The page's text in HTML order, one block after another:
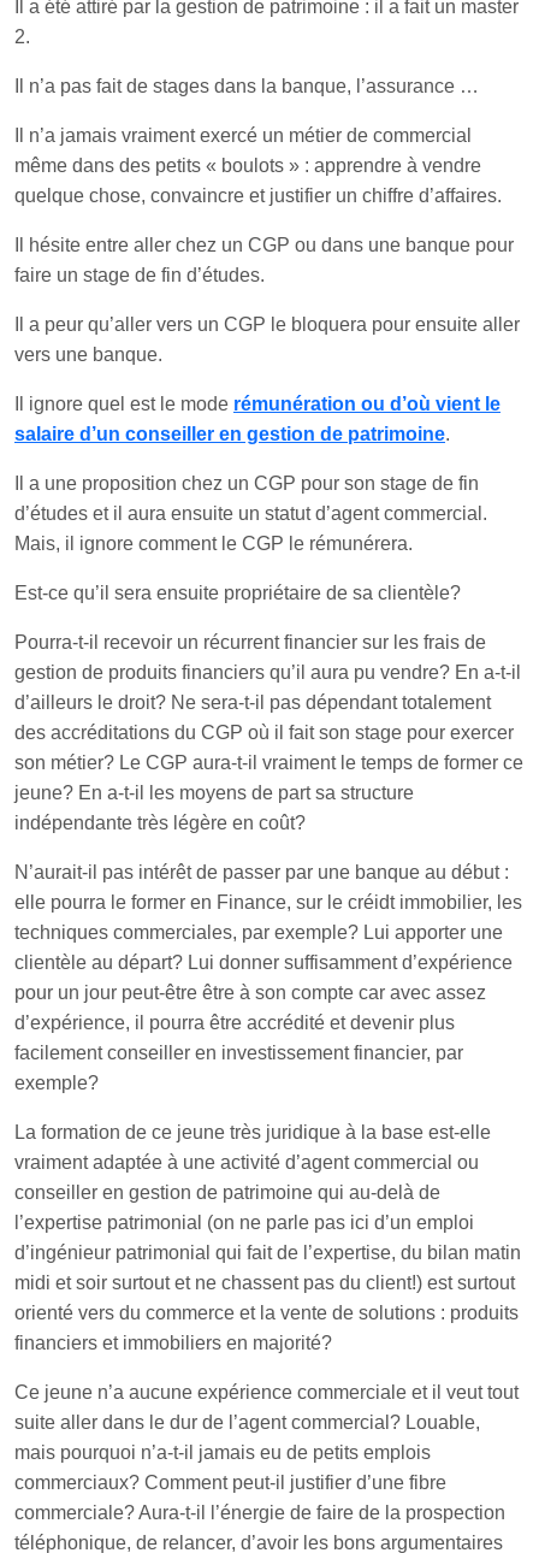
Il a été attiré par la gestion de patrimoine : il a fait un master
2.
Il n’a pas fait de stages dans la banque, l’assurance …
Il n’a jamais vraiment exercé un métier de commercial
même dans des petits « boulots » : apprendre à vendre
quelque chose, convaincre et justifier un chiffre d’affaires.
Il hésite entre aller chez un CGP ou dans une banque pour
faire un stage de fin d’études.
Il a peur qu’aller vers un CGP le bloquera pour ensuite aller
vers une banque.
Il ignore quel est le mode rémunération ou d’où vient le
salaire d’un conseiller en gestion de patrimoine.
Il a une proposition chez un CGP pour son stage de fin
d’études et il aura ensuite un statut d’agent commercial.
Mais, il ignore comment le CGP le rémunérera.
Est-ce qu’il sera ensuite propriétaire de sa clientèle?
Pourra-t-il recevoir un récurrent financier sur les frais de
gestion de produits financiers qu’il aura pu vendre? En a-t-il
d’ailleurs le droit? Ne sera-t-il pas dépendant totalement
des accréditations du CGP où il fait son stage pour exercer
son métier? Le CGP aura-t-il vraiment le temps de former ce
jeune? En a-t-il les moyens de part sa structure
indépendante très légère en coût?
N’aurait-il pas intérêt de passer par une banque au début :
elle pourra le former en Finance, sur le créidt immobilier, les
techniques commerciales, par exemple? Lui apporter une
clientèle au départ? Lui donner suffisamment d’expérience
pour un jour peut-être être à son compte car avec assez
d’expérience, il pourra être accrédité et devenir plus
facilement conseiller en investissement financier, par
exemple?
La formation de ce jeune très juridique à la base est-elle
vraiment adaptée à une activité d’agent commercial ou
conseiller en gestion de patrimoine qui au-delà de
l’expertise patrimonial (on ne parle pas ici d’un emploi
d’ingénieur patrimonial qui fait de l’expertise, du bilan matin
midi et soir surtout et ne chassent pas du client!) est surtout
orienté vers du commerce et la vente de solutions : produits
financiers et immobiliers en majorité?
Ce jeune n’a aucune expérience commerciale et il veut tout
suite aller dans le dur de l’agent commercial? Louable,
mais pourquoi n’a-t-il jamais eu de petits emplois
commerciaux? Comment peut-il justifier d’une fibre
commerciale? Aura-t-il l’énergie de faire de la prospection
téléphonique, de relancer, d’avoir les bons argumentaires